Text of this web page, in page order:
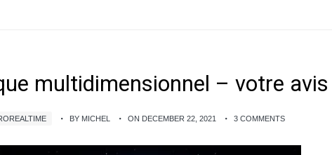
multidimensionnel – votre avis
BY MICHEL ON DECEMBER 22, 2021 3 COMMENTS